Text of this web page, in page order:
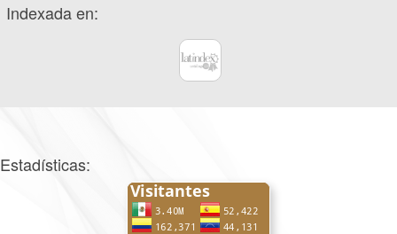
Indexada en:
Estadísticas: